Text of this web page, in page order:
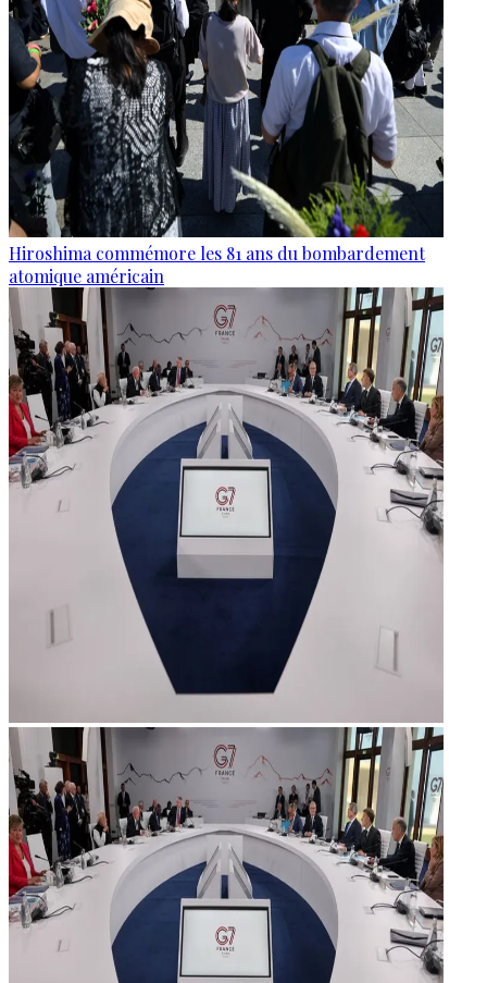
Hiroshima commémore les 81 ans du bombardement
atomique américain